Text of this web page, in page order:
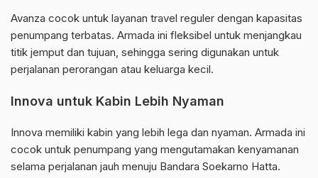
Avanza cocok untuk layanan travel reguler dengan kapasitas
penumpang terbatas. Armada ini fleksibel untuk menjangkau
titik jemput dan tujuan, sehingga sering digunakan untuk
perjalanan perorangan atau keluarga kecil.
Innova untuk Kabin Lebih Nyaman
Innova memiliki kabin yang lebih lega dan nyaman. Armada ini
cocok untuk penumpang yang mengutamakan kenyamanan
selama perjalanan jauh menuju Bandara Soekarno Hatta.